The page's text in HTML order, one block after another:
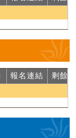
報名連結 剩餘